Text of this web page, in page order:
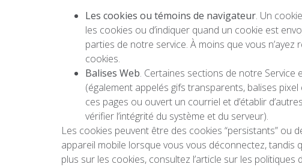
Les cookies ou témoins de navigateur. Un
les cookies ou d’indiquer quand un cookie est
parties de notre service. À moins que vous
cookies.
Balises Web. Certaines sections de notre
(également appelés gifs transparents, balises
ces pages ou ouvert un courriel et d’établir
vérifier l’intégrité du système et du serveur).
Les cookies peuvent être des cookies “persistants”
appareil mobile lorsque vous vous déconnectez,
plus sur les cookies, consultez l’article sur les politiques